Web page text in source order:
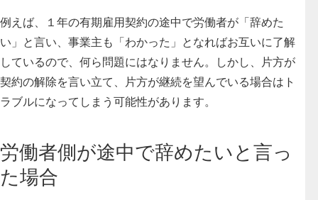
例えば、１年の有期雇用契約の途中で労働者が「辞めた
い」と言い、事業主も「わかった」となればお互いに了解
しているので、何ら問題にはなりません。しかし、片方が
契約の解除を言い立て、片方が継続を望んでいる場合はト
ラブルになってしまう可能性があります。
労働者側が途中で辞めたいと言っ
た場合